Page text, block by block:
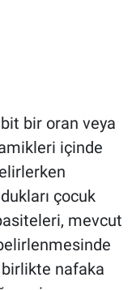
bir oran veya
içinde
çocuk
mevcut
birlikte nafaka